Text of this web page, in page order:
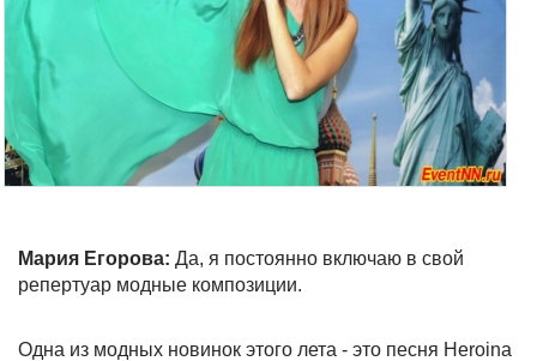
Мария Егорова: Да, я постоянно включаю в свой
репертуар модные композиции.
Одна из модных новинок этого лета - это песня Heroina